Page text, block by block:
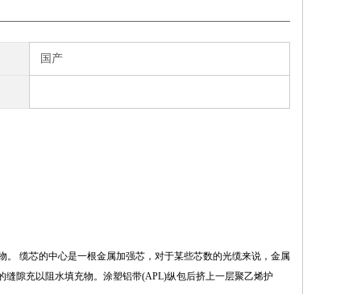
国产
缆芯的中心是一根金属加强芯，对于某些芯数的光缆来说，金属
隙充以阻水填充物。涂塑铝带(APL)纵包后挤上一层聚乙烯护